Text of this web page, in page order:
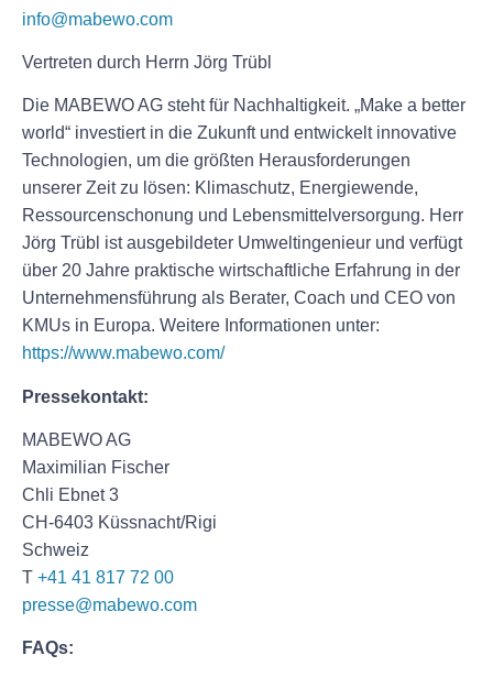
info@mabewo.com
Vertreten durch Herrn Jörg Trübl
Die MABEWO AG steht für Nachhaltigkeit. „Make a better
world“ investiert in die Zukunft und entwickelt innovative
Technologien, um die größten Herausforderungen
unserer Zeit zu lösen: Klimaschutz, Energiewende,
Ressourcenschonung und Lebensmittelversorgung. Herr
Jörg Trübl ist ausgebildeter Umweltingenieur und verfügt
über 20 Jahre praktische wirtschaftliche Erfahrung in der
Unternehmensführung als Berater, Coach und CEO von
KMUs in Europa. Weitere Informationen unter:
https://www.mabewo.com/
Pressekontakt:
MABEWO AG
Maximilian Fischer
Chli Ebnet 3
CH-6403 Küssnacht/Rigi
Schweiz
T +41 41 817 72 00
presse@mabewo.com
FAQs: